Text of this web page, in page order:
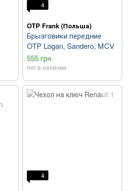
4
OTP Frank (Польша)
Брызговики передние
OTP Logan, Sandero, MCV
555 грн
Нет в наличии
4